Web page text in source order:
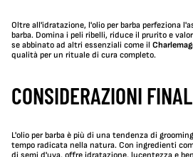
Oltre all'idratazione, l'olio per barba perfeziona
barba. Domina i peli ribelli, riduce il prurito e
se abbinato ad altri essenziali come il
qualità per un rituale di cura completo.
CONSIDERAZIONI
L'olio per barba è più di una tendenza di
tempo radicata nella natura. Con ingredienti